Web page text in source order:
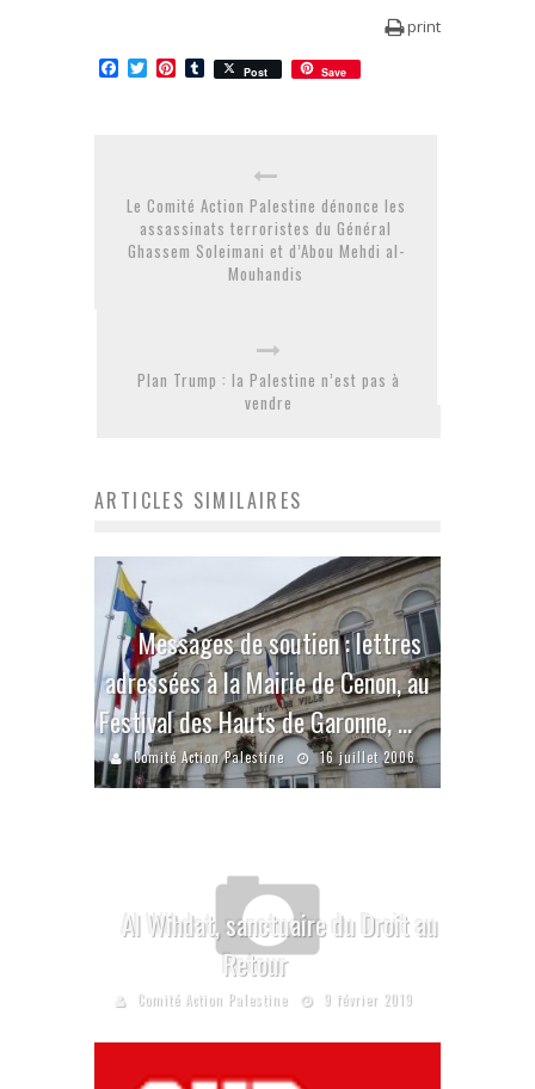
print
Facebook
TwitterPinterest
Tumblr
Post Save
Le Comité Action Palestine dénonce les
assassinats terroristes du Général
Ghassem Soleimani et d’Abou Mehdi al-
Mouhandis
Plan Trump : la Palestine n’est pas à
vendre
ARTICLES SIMILAIRES
Messages de soutien : lettres
adressées à la Mairie de Cenon, au
Festival des Hauts de Garonne, …
Comité Action Palestine 16 juillet 2006
Al Wihdat, sanctuaire du Droit au
Retour
Comité Action Palestine 9 février 2019